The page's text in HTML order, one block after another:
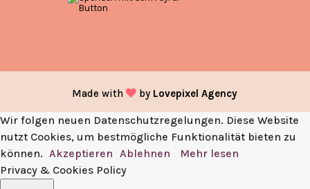
Made with by Lovepixel Agency
Wir folgen neuen Datenschutzregelungen. Diese Website
nutzt Cookies, um bestmögliche Funktionalität bieten zu
können. Akzeptieren Ablehnen
Mehr lesen
Privacy & Cookies Policy